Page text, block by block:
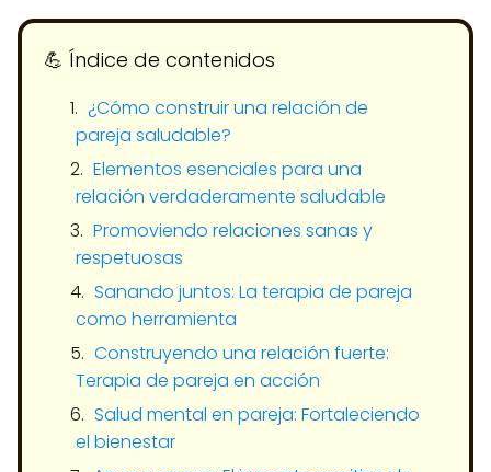
💪​ Índice de contenidos
¿Cómo construir una relación de
pareja saludable?
Elementos esenciales para una
relación verdaderamente saludable
Promoviendo relaciones sanas y
respetuosas
Sanando juntos: La terapia de pareja
como herramienta
Construyendo una relación fuerte:
Terapia de pareja en acción
Salud mental en pareja: Fortaleciendo
el bienestar